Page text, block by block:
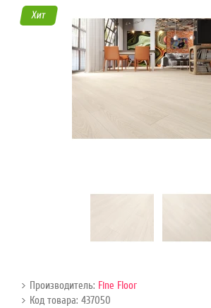
01-
Хит
Производитель: Fine Floor
Код товара: 437050